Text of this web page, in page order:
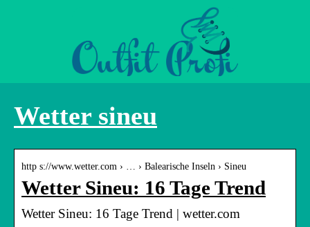
Wetter sineu
http s://www.wetter.com › … › Balearische Inseln › Sineu
Wetter Sineu: 16 Tage Trend
Wetter Sineu: 16 Tage Trend | wetter.com